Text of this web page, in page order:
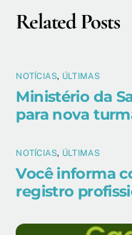
Related Posts
NOTÍCIAS, ÚLTIMAS
Ministério da
para nova
NOTÍCIAS, ÚLTIMAS
Você informa
registro